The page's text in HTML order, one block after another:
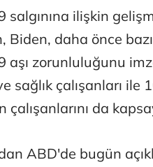
salgınına ilişkin
Biden, daha önce
aşı zorunluluğunu
sağlık çalışanları
çalışanlarını da
ABD'de bugün